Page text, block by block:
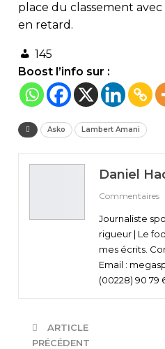
place du classement
en retard.
145
Boost l’info sur :
Asko Lambert Amani
Daniel
Commentaires
Journaliste
rigueur | Le
mes écrits.
Email :
(00228) 90 79
ARTICLE
PRÉCÉDENT